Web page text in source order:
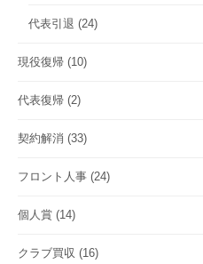
代表引退 (24)
現役復帰 (10)
代表復帰 (2)
契約解消 (33)
フロント人事 (24)
個人賞 (14)
クラブ買収 (16)